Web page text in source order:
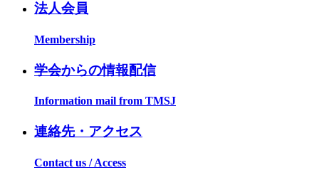
法人会員
Membership
学会からの情報配信
Information mail from TMSJ
連絡先・アクセス
Contact us / Access